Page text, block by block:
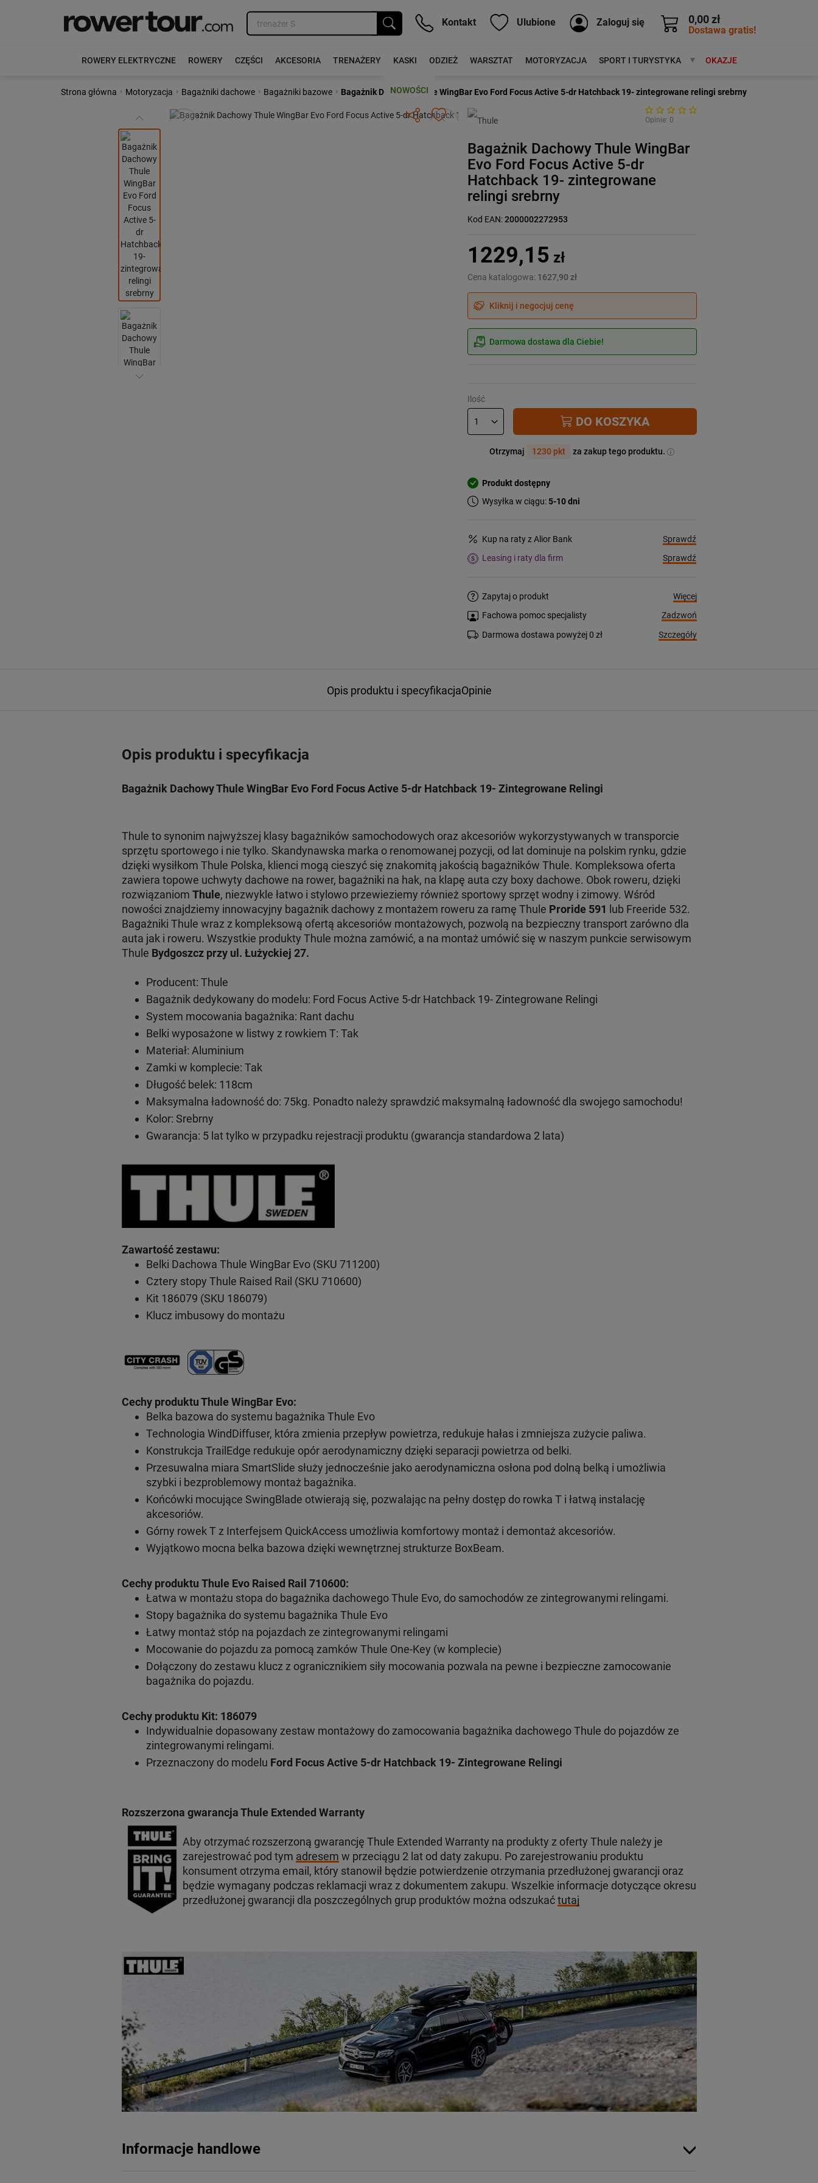
0,00 zł
Dostawa gratis!
Kontakt Ulubione Zaloguj się
ROWERY ELEKTRYCZNE ROWERY CZĘŚCI AKCESORIA TRENAŻERY KASKI ODZIEŻ WARSZTAT MOTORYZACJA SPORT I TURYSTYKA MARKIOKAZJE
NOWOŚCI
Strona główna › Motoryzacja › Bagażniki dachowe › Bagażniki bazowe › Bagażnik Dachowy Thule WingBar Evo Ford Focus Active 5-dr Hatchback 19- zintegrowane relingi srebrny
Poprzedni Następny Opinie: 0
Bagażnik Dachowy Thule WingBar
Evo Ford Focus Active 5-dr
Hatchback 19- zintegrowane
relingi srebrny
Kod EAN:2000002272953
1229,15 zł
Cena katalogowa: 1627,90 zł
Kliknij i negocjuj cenę
Darmowa dostawa dla Ciebie!
Ilość
DO KOSZYKA
Otrzymaj 1230 pkt za zakup tego produktu.
Produkt dostępny
Wysyłka w ciągu:5-10 dni
Kup na raty z Alior Bank
Sprawdź
Leasing i raty dla firm
Sprawdź
Zapytaj o produkt
Więcej
Fachowa pomoc specjalisty
Zadzwoń
Darmowa dostawa powyżej 0 zł
Szczegóły
Opis produktu i specyfikacjaOpinie
Opis produktu i specyfikacja
Bagażnik Dachowy Thule WingBar Evo Ford Focus Active 5-dr Hatchback 19- Zintegrowane Relingi
Thule to synonim najwyższej klasy bagażników samochodowych oraz akcesoriów wykorzystywanych w transporcie
sprzętu sportowego i nie tylko. Skandynawska marka o renomowanej pozycji, od lat dominuje na polskim rynku, gdzie
dzięki wysiłkom Thule Polska, klienci mogą cieszyć się znakomitą jakością bagażników Thule. Kompleksowa oferta
zawiera topowe uchwyty dachowe na rower, bagażniki na hak, na klapę auta czy boxy dachowe. Obok roweru, dzięki
rozwiązaniom Thule, niezwykle łatwo i stylowo przewieziemy również sportowy sprzęt wodny i zimowy. Wśród
nowości znajdziemy innowacyjny bagażnik dachowy z montażem roweru za ramę Thule Proride 591 lub Freeride 532.
Bagażniki Thule wraz z kompleksową ofertą akcesoriów montażowych, pozwolą na bezpieczny transport zarówno dla
auta jak i roweru. Wszystkie produkty Thule można zamówić, a na montaż umówić się w naszym punkcie serwisowym
Thule Bydgoszcz przy ul. Łużyckiej 27.
Producent: Thule
Bagażnik dedykowany do modelu: Ford Focus Active 5-dr Hatchback 19- Zintegrowane Relingi
System mocowania bagażnika: Rant dachu
Belki wyposażone w listwy z rowkiem T: Tak
Materiał: Aluminium
Zamki w komplecie: Tak
Długość belek: 118cm
Maksymalna ładowność do: 75kg. Ponadto należy sprawdzić maksymalną ładowność dla swojego samochodu!
Kolor: Srebrny
Gwarancja: 5 lat tylko w przypadku rejestracji produktu (gwarancja standardowa 2 lata)
Zawartość zestawu:
Belki Dachowa Thule WingBar Evo (SKU 711200)
Cztery stopy Thule Raised Rail (SKU 710600)
Kit 186079 (SKU 186079)
Klucz imbusowy do montażu
Cechy produktu Thule WingBar Evo:
Belka bazowa do systemu bagażnika Thule Evo
Technologia WindDiffuser, która zmienia przepływ powietrza, redukuje hałas i zmniejsza zużycie paliwa.
Konstrukcja TrailEdge redukuje opór aerodynamiczny dzięki separacji powietrza od belki.
Przesuwalna miara SmartSlide służy jednocześnie jako aerodynamiczna osłona pod dolną belką i umożliwia
szybki i bezproblemowy montaż bagażnika.
Końcówki mocujące SwingBlade otwierają się, pozwalając na pełny dostęp do rowka T i łatwą instalację
akcesoriów.
Górny rowek T z Interfejsem QuickAccess umożliwia komfortowy montaż i demontaż akcesoriów.
Wyjątkowo mocna belka bazowa dzięki wewnętrznej strukturze BoxBeam.
Cechy produktu Thule Evo Raised Rail 710600:
Łatwa w montażu stopa do bagażnika dachowego Thule Evo, do samochodów ze zintegrowanymi relingami.
Stopy bagażnika do systemu bagażnika Thule Evo
Łatwy montaż stóp na pojazdach ze zintegrowanymi relingami
Mocowanie do pojazdu za pomocą zamków Thule One-Key (w komplecie)
Dołączony do zestawu klucz z ogranicznikiem siły mocowania pozwala na pewne i bezpieczne zamocowanie
bagażnika do pojazdu.
Cechy produktu Kit: 186079
Indywidualnie dopasowany zestaw montażowy do zamocowania bagażnika dachowego Thule do pojazdów ze
zintegrowanymi relingami.
Przeznaczony do modelu Ford Focus Active 5-dr Hatchback 19- Zintegrowane Relingi
Rozszerzona gwarancja Thule Extended Warranty
Aby otrzymać rozszerzoną gwarancję Thule Extended Warranty na produkty z oferty Thule należy je
zarejestrować pod tym adresem w przeciągu 2 lat od daty zakupu. Po zarejestrowaniu produktu
konsument otrzyma email, który stanowił będzie potwierdzenie otrzymania przedłużonej gwarancji oraz
będzie wymagany podczas reklamacji wraz z dokumentem zakupu. Wszelkie informacje dotyczące okresu
przedłużonej gwarancji dla poszczególnych grup produktów można odszukaćtutaj
Informacje handlowe